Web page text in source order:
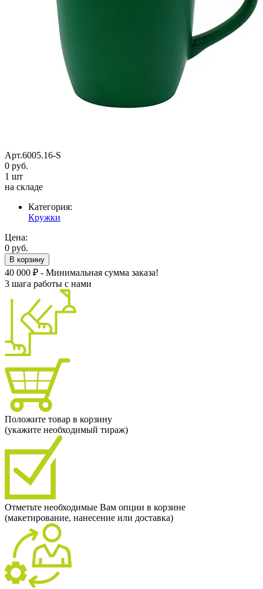
Арт.6005.16-S
0 руб.
1 шт
на складе
Категория:
Кружки
Цена:
0 руб.
В корзину
40 000 ₽ - Минимальная сумма заказа!
3 шага работы с нами
Положите товар в корзину
(укажите необходимый тираж)
Отметьте необходимые Вам опции в корзине
(макетирование, нанесение или доставка)